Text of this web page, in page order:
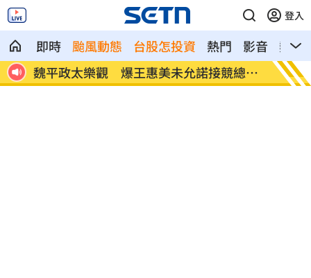
登入
即時 颱風動態 台股怎投資 熱門 影音
熱搜
主
川普喊戰爭快結束 美股漲、台指期衝
45000
拖吊